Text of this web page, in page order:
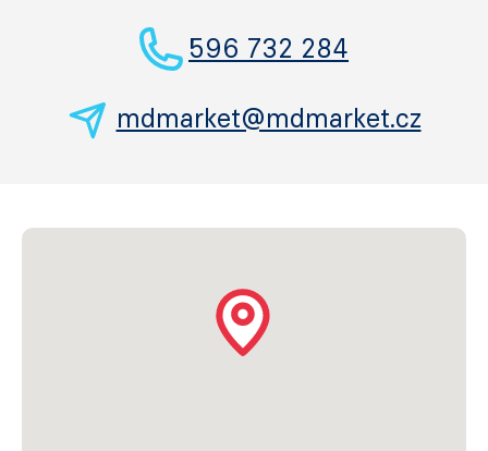
596 732 284
mdmarket@mdmarket.cz